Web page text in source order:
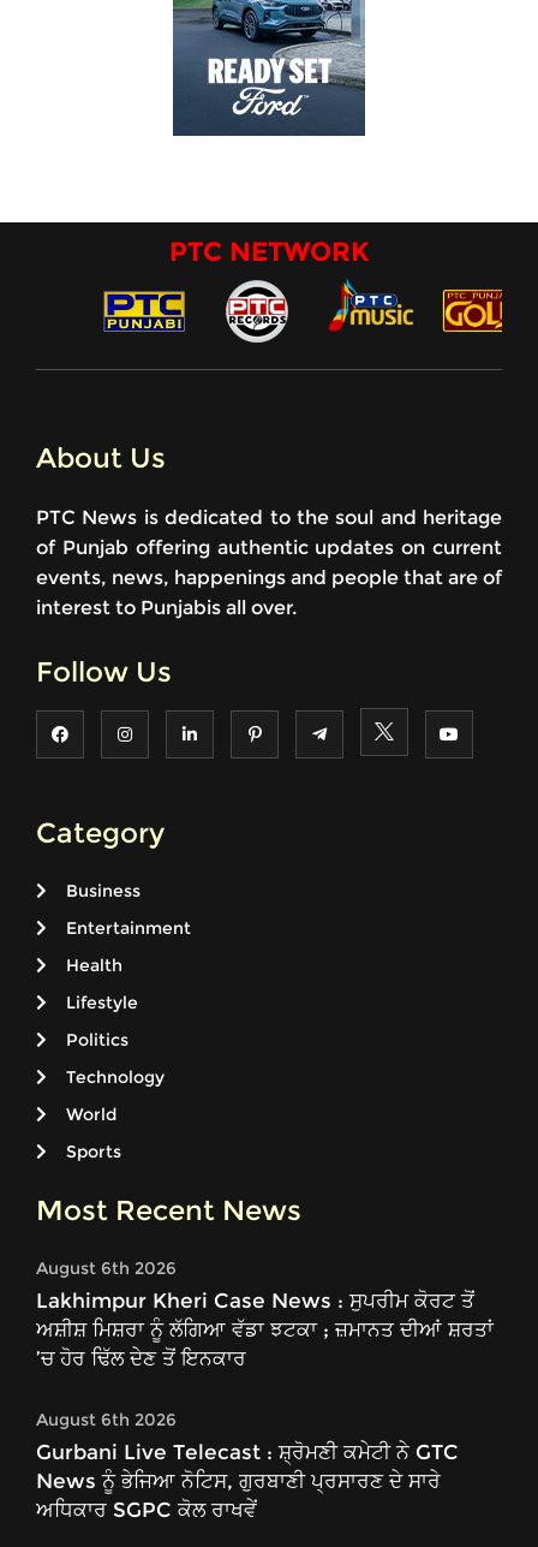
PTC NETWORK
About Us
PTC News is dedicated to the soul and heritage
of Punjab offering authentic updates on current
events, news, happenings and people that are of
interest to Punjabis all over.
Follow Us
Category
Business
Entertainment
Health
Lifestyle
Politics
Technology
World
Sports
Most Recent News
August 6th 2026
Lakhimpur Kheri Case News : ਸੁਪਰੀਮ ਕੋਰਟ ਤੋਂ
ਅਸ਼ੀਸ਼ ਮਿਸ਼ਰਾ ਨੂੰ ਲੱਗਿਆ ਵੱਡਾ ਝਟਕਾ ; ਜ਼ਮਾਨਤ ਦੀਆਂ ਸ਼ਰਤਾਂ
’ਚ ਹੋਰ ਢਿੱਲ ਦੇਣ ਤੋਂ ਇਨਕਾਰ
August 6th 2026
Gurbani Live Telecast : ਸ਼੍ਰੋਮਣੀ ਕਮੇਟੀ ਨੇ GTC
News ਨੂੰ ਭੇਜਿਆ ਨੋਟਿਸ, ਗੁਰਬਾਣੀ ਪ੍ਰਸਾਰਣ ਦੇ ਸਾਰੇ
ਅਧਿਕਾਰ SGPC ਕੋਲ ਰਾਖਵੇਂ